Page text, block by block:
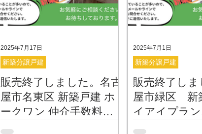
弊社では、仲介手数料は買主様よ
りは不要としています。 弊社は、
で運営。いわゆる、両手ではな
く、片手だけです）家を買いたい
方を応援してます！！！ こちらの
物件を購入した場合の、資金計画
表 ＊概算です。その他 住
宅ローン利用の場合は銀行手数料
が必要です。 仲介手数料が無料だ
と、ほとんど諸費用がかかりませ
いますので、あく
うことなので、弊
ます。 弊社は、売
仲介手数料のみで
る、両手ではなく
す）家を買いたい
す！！！ こちらの
場合の、資金計
です。その他 住
場合は銀行手数料
販売終了しました。名古
屋市名東区 新築戸建 ホ
ークワン 仲介手数料無
料・０円で購入できる建
名古屋市名東区神里にホークワン
新築分譲戸建
2025年7月17日
販売終了しま
屋市緑区 新
イアイプラ
仲介手数料無
名古屋市緑区黒沢
新築分譲戸建
2025年7月1日